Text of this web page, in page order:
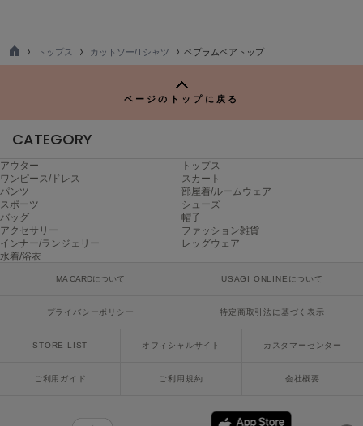
PUMA
プーマ
Reebok
リーボック
sanrio house
セサミストリートマーケット
TO
トップス カットソー/Tシャツ ペプラムベアトップ
ページのトップに戻る
CATEGORY
アウター
トップス
ワンピース/ドレス
スカート
パンツ
部屋着/ルームウェア
スポーツ
シューズ
バッグ
帽子
アクセサリー
ファッション雑貨
インナー/ランジェリー
レッグウェア
水着/浴衣
MA CARDについて USAGI ONLINEについて
プライバシーポリシー 特定商取引法に基づく表示
STORE LIST オフィシャルサイト カスタマーセンター
ご利用ガイド ご利用規約 会社概要